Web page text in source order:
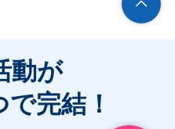
動が
で完結！